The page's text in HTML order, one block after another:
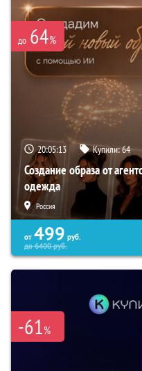
до 64%
20:05:12 Купили:64
Создание образа от
одежда
Россия
от 499 руб.
до6400руб.
-61%